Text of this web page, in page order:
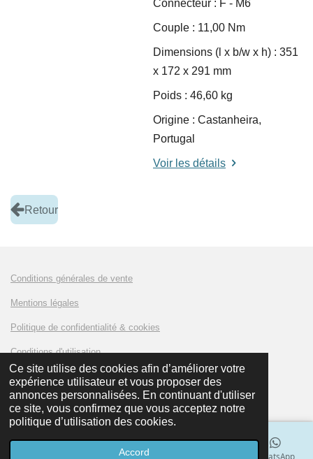
Ce site utilise des cookies afin d’améliorer votre
expérience utilisateur et vous proposer des
annonces personnalisées. En continuant d'utiliser
ce site, vous confirmez que vous acceptez notre
politique d’utilisation des cookies.
Accord
Connecteur : F - M6
Couple : 11,00 Nm
Dimensions (l x b/w x h) : 351
x 172 x 291 mm
Poids : 46,60 kg
Origine : Castanheira,
Portugal
Voir les détails
Retour
Conditions générales de vente
Mentions légales
Politique de confidentialité & cookies
Conditions d'utilisation
© 2023 - 2024 AMKLUX Battery
Carte WhatsApp